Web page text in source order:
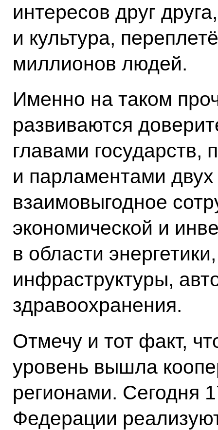
интересов друг
и культура,
миллионов людей.
Именно на таком
развиваются
главами государств,
и парламентами двух
взаимовыгодное
экономической и
в области
инфраструктуры,
здравоохранения.
Отмечу и тот факт,
уровень вышла
регионами. Сегодня
Федерации